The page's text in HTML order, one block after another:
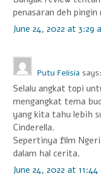
i
g
a
t
i
o
n
penasaran deh pingin
June 24, 2022 at 3:29
Putu Felisia says:
Selalu angkat topi
mengangkat tema
yang kita tahu lebih
Cinderella.
Sepertinya film
dalam hal cerita.
June 24, 2022 at 11:44